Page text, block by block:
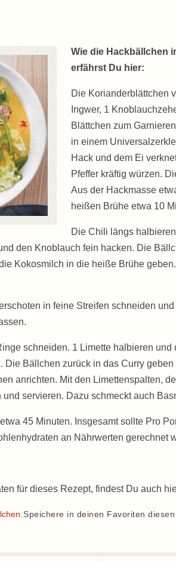
Wie die Hackbällchen
erfährst Du hier:
Die Korianderblättchen
Ingwer, 1
Blättchen zum
in einem
Hack und dem Ei
Pfeffer kräftig würzen.
Aus der Hackmasse
heißen Brühe etwa 10
Die Chili längs
den Knoblauch fein hacken. Die
Kokosmilch in die heiße Brühe
in feine Streifen schneiden
schneiden. 1 Limette halbieren
Die Bällchen zurück in das Curry
anrichten. Mit den Limettenspalten,
servieren. Dazu schmeckt auch
45 Minuten. Insgesamt sollte Pro
an Nährwerten gerechnet
für dieses Rezept, findest Du auch
Speichere in deinen Favoriten diesen